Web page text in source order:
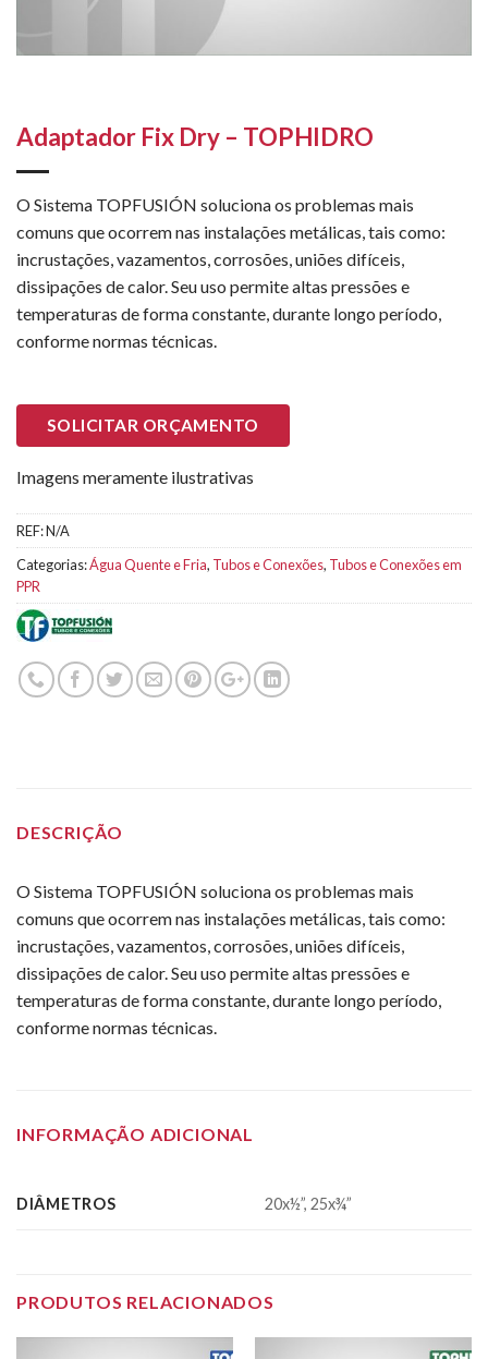
Adaptador Fix Dry – TOPHIDRO
O Sistema TOPFUSIÓN soluciona os problemas mais
comuns que ocorrem nas instalações metálicas, tais como:
incrustações, vazamentos, corrosões, uniões difíceis,
dissipações de calor. Seu uso permite altas pressões e
temperaturas de forma constante, durante longo período,
conforme normas técnicas.
SOLICITAR ORÇAMENTO
Imagens meramente ilustrativas
REF:N/A
Categorias:Água Quente e Fria, Tubos e Conexões, Tubos e Conexões em
PPR
DESCRIÇÃO
O Sistema TOPFUSIÓN soluciona os problemas mais
comuns que ocorrem nas instalações metálicas, tais como:
incrustações, vazamentos, corrosões, uniões difíceis,
dissipações de calor. Seu uso permite altas pressões e
temperaturas de forma constante, durante longo período,
conforme normas técnicas.
INFORMAÇÃO ADICIONAL
DIÂMETROS 20x½”, 25x¾”
PRODUTOS RELACIONADOS